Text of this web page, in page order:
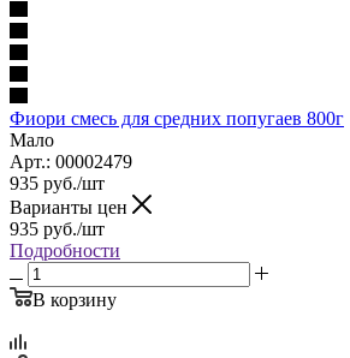
Фиори смесь для средних попугаев 800г
Мало
Арт.: 00002479
935 руб./шт
Варианты цен
935 руб./шт
Подробности
В корзину